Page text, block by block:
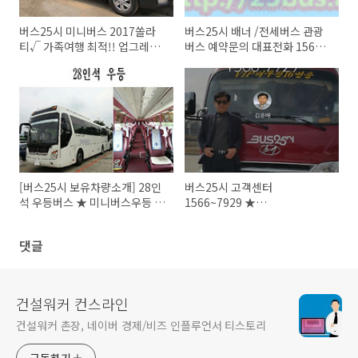
버스25시 미니버스 2017쏠라
티√ 가족여행 최적!! 업그레이
버스25시 배너 /전세버스 관광
버스 예약문의 대표전화 1566-
[버스25시 보유차량소개] 28인
석 우등버스 ★ 미니버스우등 소
버스25시 고객센터
1566~7929 ★
댓글
건설워커 컨스라인
건설워커 촌장, 네이버 경제/비즈 인플루언서 티스토리